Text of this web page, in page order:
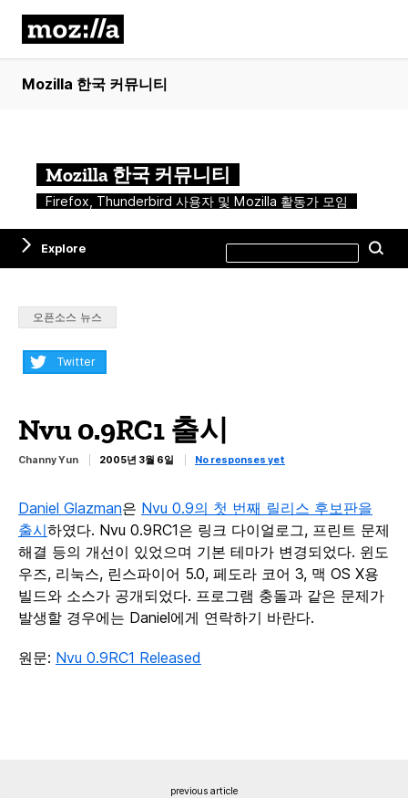
Mozilla 한국 커뮤니티
Mozilla 한국 커뮤니티
Firefox, Thunderbird 사용자 및 Mozilla 활동가 모임
Explore
this
site
Categories:
오픈소스 뉴스
Share:Twitter
Nvu 0.9RC1 출시
Channy Yun 2005년 3월 6일 No responses yet
Daniel Glazman은 Nvu 0.9의 첫 번째 릴리스 후보판을
출시하였다. Nvu 0.9RC1은 링크 다이얼로그, 프린트 문제
해결 등의 개선이 있었으며 기본 테마가 변경되었다. 윈도
우즈, 리눅스, 린스파이어 5.0, 페도라 코어 3, 맥 OS X용
빌드와 소스가 공개되었다. 프로그램 충돌과 같은 문제가
발생할 경우에는 Daniel에게 연락하기 바란다.
원문: Nvu 0.9RC1 Released
previous article